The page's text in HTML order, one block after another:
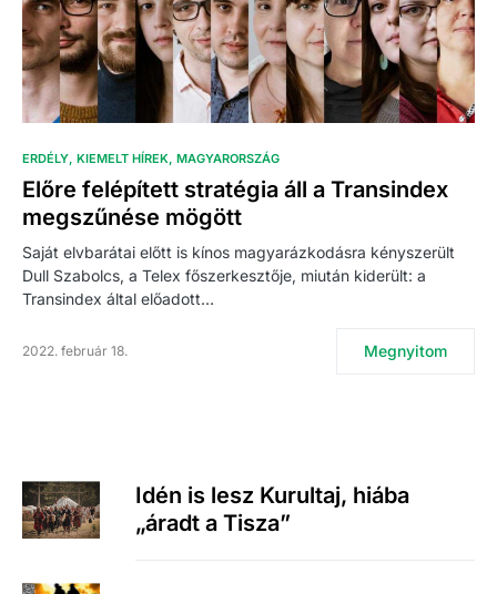
ERDÉLY KIEMELT HÍREK MAGYARORSZÁG
Előre felépített stratégia áll a Transindex
megszűnése mögött
Saját elvbarátai előtt is kínos magyarázkodásra kényszerült
Dull Szabolcs, a Telex főszerkesztője, miután kiderült: a
Transindex által előadott…
2022. február 18. Megnyitom
Idén is lesz Kurultaj, hiába
„áradt a Tisza”